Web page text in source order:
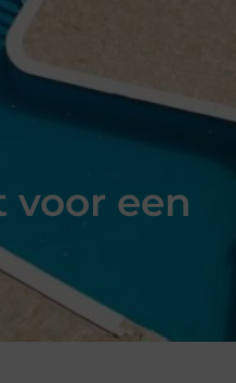
voor een